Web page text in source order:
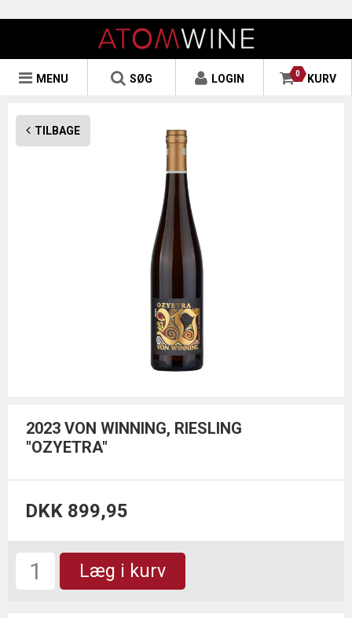
0 KURV
LOGIN
SØG
MENU
TILBAGE
2023 VON WINNING, RIESLING
"OZYETRA"
DKK 899,95
Læg i kurv